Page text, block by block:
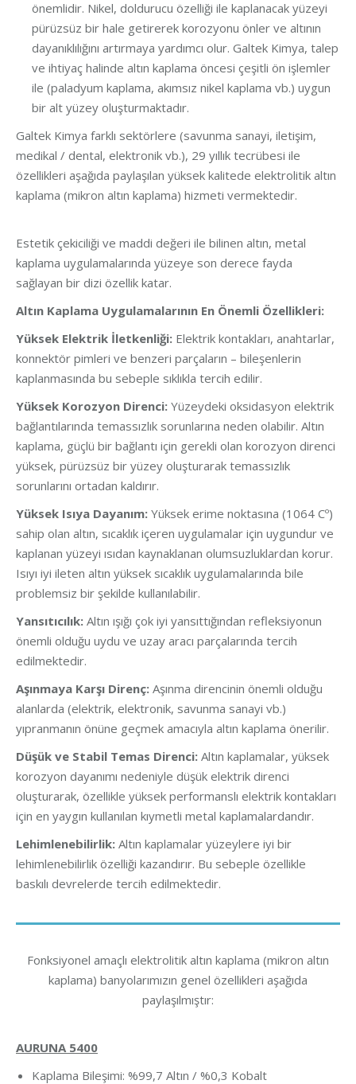
önemlidir. Nikel, doldurucu özelliği ile kaplanacak yüzeyi
pürüzsüz bir hale getirerek korozyonu önler ve altının
dayanıklılığını artırmaya yardımcı olur. Galtek Kimya, talep
ve ihtiyaç halinde altın kaplama öncesi çeşitli ön işlemler
ile (paladyum kaplama, akımsız nikel kaplama vb.) uygun
bir alt yüzey oluşturmaktadır.
Galtek Kimya farklı sektörlere (savunma sanayi, iletişim,
medikal / dental, elektronik vb.), 29 yıllık tecrübesi ile
özellikleri aşağıda paylaşılan yüksek kalitede elektrolitik altın
kaplama (mikron altın kaplama) hizmeti vermektedir.
Estetik çekiciliği ve maddi değeri ile bilinen altın, metal
kaplama uygulamalarında yüzeye son derece fayda
sağlayan bir dizi özellik katar.
Altın Kaplama Uygulamalarının En Önemli Özellikleri:
Yüksek Elektrik İletkenliği: Elektrik kontakları, anahtarlar,
konnektör pimleri ve benzeri parçaların – bileşenlerin
kaplanmasında bu sebeple sıklıkla tercih edilir.
Yüksek Korozyon Direnci: Yüzeydeki oksidasyon elektrik
bağlantılarında temassızlık sorunlarına neden olabilir. Altın
kaplama, güçlü bir bağlantı için gerekli olan korozyon direnci
yüksek, pürüzsüz bir yüzey oluşturarak temassızlık
sorunlarını ortadan kaldırır.
Yüksek Isıya Dayanım: Yüksek erime noktasına (1064 Cº)
sahip olan altın, sıcaklık içeren uygulamalar için uygundur ve
kaplanan yüzeyi ısıdan kaynaklanan olumsuzluklardan korur.
Isıyı iyi ileten altın yüksek sıcaklık uygulamalarında bile
problemsiz bir şekilde kullanılabilir.
Yansıtıcılık: Altın ışığı çok iyi yansıttığından refleksiyonun
önemli olduğu uydu ve uzay aracı parçalarında tercih
edilmektedir.
Aşınmaya Karşı Direnç: Aşınma direncinin önemli olduğu
alanlarda (elektrik, elektronik, savunma sanayi vb.)
yıpranmanın önüne geçmek amacıyla altın kaplama önerilir.
Düşük ve Stabil Temas Direnci: Altın kaplamalar, yüksek
korozyon dayanımı nedeniyle düşük elektrik direnci
oluşturarak, özellikle yüksek performanslı elektrik kontakları
için en yaygın kullanılan kıymetli metal kaplamalardandır.
Lehimlenebilirlik: Altın kaplamalar yüzeylere iyi bir
lehimlenebilirlik özelliği kazandırır. Bu sebeple özellikle
baskılı devrelerde tercih edilmektedir.
Fonksiyonel amaçlı elektrolitik altın kaplama (mikron altın
kaplama) banyolarımızın genel özellikleri aşağıda
paylaşılmıştır:
AURUNA 5400
Kaplama Bileşimi: %99,7 Altın / %0,3 Kobalt